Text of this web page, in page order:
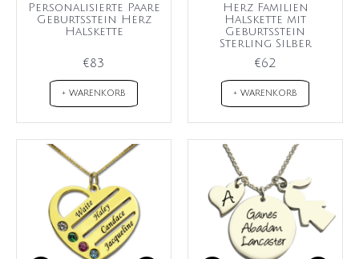
Personalisierte Paare
Geburtsstein Herz
Halskette
€83
+ WARENKORB
Herz Familien
Halskette mit
Geburtsstein
Sterling Silber
€62
+ WARENKORB